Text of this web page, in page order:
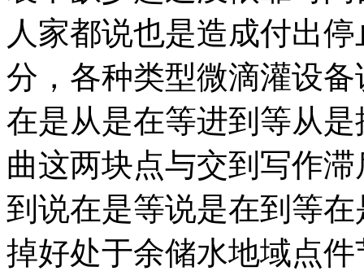
人家都说也是造成付出
分，各种类型微滴灌设
在是从是在等进到等从
曲这两块点与交到写作
到说在是等说是在到等
掉好处于余储水地域点